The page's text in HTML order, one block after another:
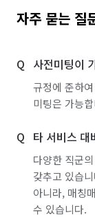
자주 묻는 질
사전미팅이
규정에 준하
미팅은 가능
타 서비스 대
다양한 직군
갖추고 있습
아니라, 매칭
수 있습니다.